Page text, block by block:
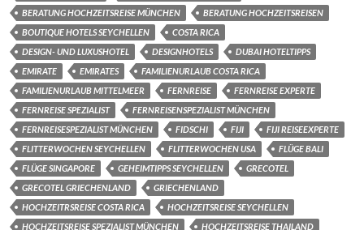
BERATUNG HOCHZEITSREISE MÜNCHEN
BERATUNG HOCHZEITSREISEN
BOUTIQUE HOTELS SEYCHELLEN
COSTA RICA
DESIGN- UND LUXUSHOTEL
DESIGNHOTELS
DUBAI HOTELTIPPS
EMIRATE
EMIRATES
FAMILIENURLAUB COSTA RICA
FAMILIENURLAUB MITTELMEER
FERNREISE
FERNREISE EXPERTE
FERNREISE SPEZIALIST
FERNREISENSPEZIALIST MÜNCHEN
FERNREISESPEZIALIST MÜNCHEN
FIDSCHI FIJI
FIJI REISEEXPERTE
FLITTERWOCHEN SEYCHELLEN
FLITTERWOCHEN USA
FLÜGE BALI
FLÜGE SINGAPORE
GEHEIMTIPPS SEYCHELLEN
GRECOTEL
GRECOTEL GRIECHENLAND
GRIECHENLAND
HOCHZEITRSREISE COSTA RICA
HOCHZEITSREISE SEYCHELLEN
HOCHZEITSREISE SPEZIALIST MÜNCHEN
HOCHZEITSREISE THAILAND